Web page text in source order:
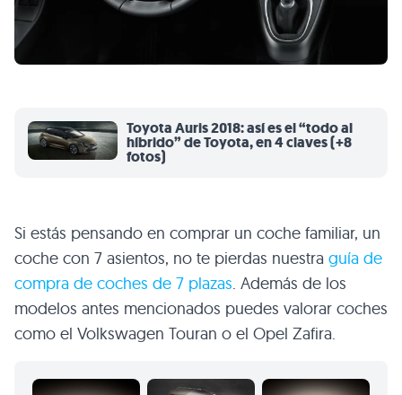
Toyota Auris 2018: así es el “todo al
híbrido” de Toyota, en 4 claves (+8
fotos)
Si estás pensando en comprar un coche familiar, un
coche con 7 asientos, no te pierdas nuestra guía de
compra de coches de 7 plazas. Además de los
modelos antes mencionados puedes valorar coches
como el Volkswagen Touran o el Opel Zafira.